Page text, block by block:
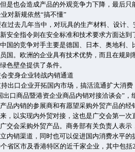
是也会造成产品的外观竞争力下降，最后只
对新规依然“搞不懂”
过去几年当中，对玩具的生产材料、设计
安全指令则在安全标准和技术要求方面达
国的竞争对手主要是德国、日本、奥地利
国。欧洲的企业具有技术优势，而且在规
色壁垒提供了条件。
会变身企业转战内销通道
持出口企业开拓国内市场，搞活流通扩大消
出口商品暨港资企业商品内销对接洽谈会”
品内销的参展商和有愿望采购外贸产品的
，以实现内外贸对接，这也是广交会第一
交会采购外贸产品。商务部有关负责人表
内销渠道，同时也可以促进国内消费水平
省区市及香港特区的近千家企业，其中包